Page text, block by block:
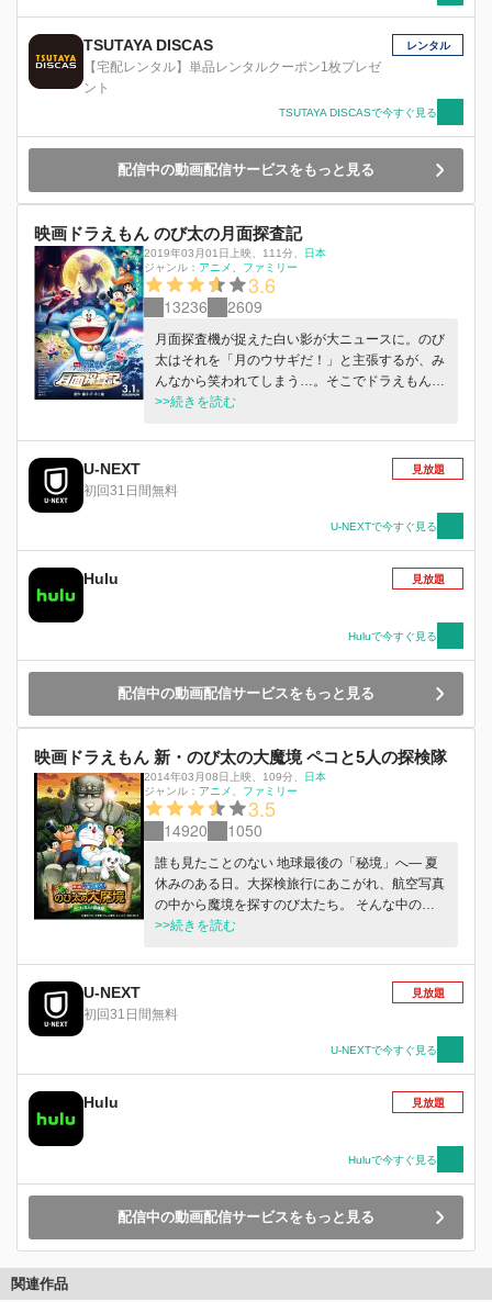
TSUTAYA DISCAS
【宅配レンタル】単品レンタルクーポン1枚プレゼ
ント
レンタル
TSUTAYA DISCASで今すぐ見る
配信中の動画配信サービスをもっと見る
映画ドラえもん のび太の月面探査記
2019年03月01日上映、 111分、 日本
ジャンル： アニメ ファミリー
3.6
13236 2609
月面探査機が捉えた白い影が大ニュースに。のび
太はそれを「月のウサギだ！」と主張するが、み
んなから笑われてしまう…。そこでドラえもんの
ひみつ道具＜異説クラブメンバーズバッジ＞を使
なある日、不思議な少年・ルカが転校してきて、
のび太たちと一緒にウサギ王国に行くことに。そ
こでのび太は偶然エスパルという不思議な力を持
たドラえもんたちとエスパルの前に謎の宇宙船が
現れる。エスパルはみんな捕えられ、ドラえもん
たちを助けるためにルカも捕まってしまう！はた
してのび太たちはルカを助けることができるの
>>続きを読む
U-NEXT
初回31日間無料
見放題
U-NEXTで今すぐ見る
Hulu 見放題
Huluで今すぐ見る
配信中の動画配信サービスをもっと見る
映画ドラえもん 新・のび太の大魔境 ペコと5人の探検隊
2014年03月08日上映、 109分、 日本
ジャンル： アニメ ファミリー
3.5
14920 1050
誰も見たことのない 地球最後の「秘境」へ— 夏
休みのある日。大探検旅行にあこがれ、航空写真
の中から魔境を探すのび太たち。 そんな中のび
太は、空き地で一匹の子犬・ペコに出会い、飼う
真の中から、ジャングルの奥地に立つ謎の石像を
見つけ出した！ 不思議に思ったのび太たち5人と
ペコは「探検隊」として、巨神像の謎を解き明か
つものとは？ 巨神像に隠されたひみつとは？ そ
して、ペコの正体とは？ 数々の謎とわくわくが
>>続きを読む
U-NEXT
初回31日間無料
見放題
U-NEXTで今すぐ見る
Hulu 見放題
Huluで今すぐ見る
配信中の動画配信サービスをもっと見る
関連作品